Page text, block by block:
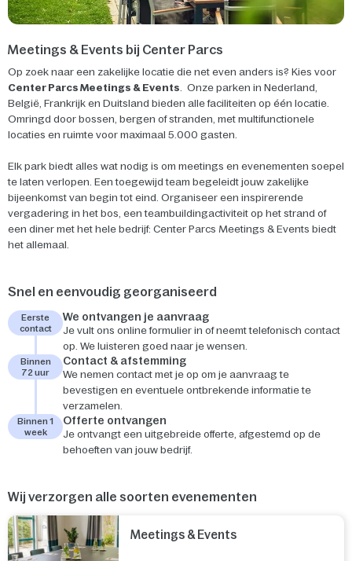
Meetings & Events bij Center Parcs
Op zoek naar een zakelijke locatie die net even anders is? Kies voor
Center Parcs Meetings & Events. Onze parken in Nederland,
België, Frankrijk en Duitsland bieden alle faciliteiten op één locatie.
Omringd door bossen, bergen of stranden, met multifunctionele
locaties en ruimte voor maximaal 5.000 gasten.
Elk park biedt alles wat nodig is om meetings en evenementen soepel
te laten verlopen. Een toegewijd team begeleidt jouw zakelijke
bijeenkomst van begin tot eind. Organiseer een inspirerende
vergadering in het bos, een teambuildingactiviteit op het strand of
een diner met het hele bedrijf: Center Parcs Meetings & Events biedt
het allemaal.
Snel en eenvoudig georganiseerd
Eerste
contact
We ontvangen je aanvraag
Je vult ons online formulier in of neemt telefonisch contact
op. We luisteren goed naar je wensen.
Binnen
72 uur
Contact & afstemming
We nemen contact met je op om je aanvraag te
bevestigen en eventuele ontbrekende informatie te
verzamelen.
Binnen 1
week
Offerte ontvangen
Je ontvangt een uitgebreide offerte, afgestemd op de
behoeften van jouw bedrijf.
Wij verzorgen alle soorten evenementen
Meetings & Events